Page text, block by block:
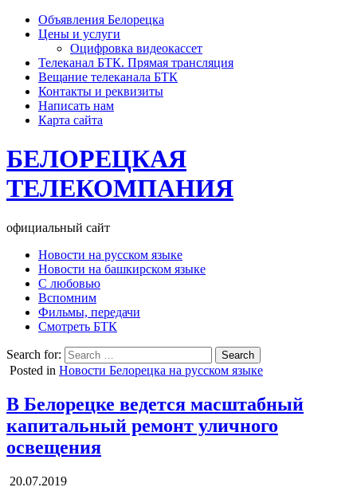
Объявления Белорецка
Цены и услуги
Оцифровка видеокассет
Телеканал БТК. Прямая трансляция
Вещание телеканала БТК
Контакты и реквизиты
Написать нам
Карта сайта
БЕЛОРЕЦКАЯ
ТЕЛЕКОМПАНИЯ
официальный сайт
Новости на русском языке
Новости на башкирском языке
С любовью
Вспомним
Фильмы, передачи
Смотреть БТК
Search for:
Posted in Новости Белорецка на русском языке
В Белорецке ведется масштабный
капитальный ремонт уличного
освещения
20.07.2019